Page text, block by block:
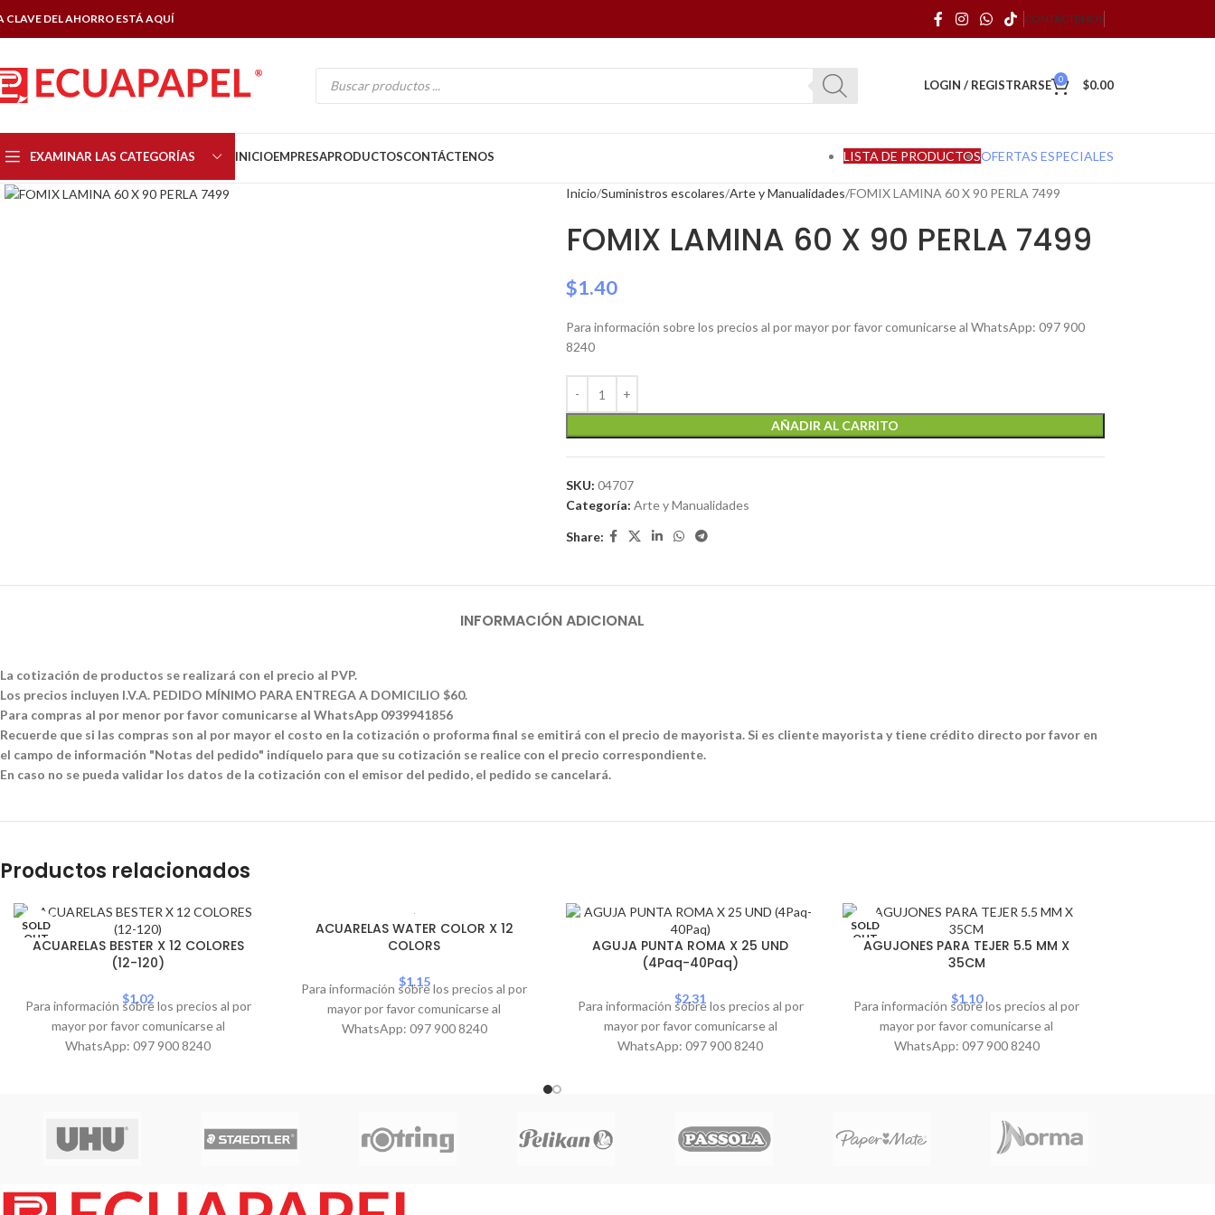
CLAVE DEL AHORRO ESTÁ AQUÍ CONTÁCTENOS
LOGIN / REGISTRARSE 0 $0.00
EXAMINAR LAS CATEGORÍAS INICIOEMPRESAPRODUCTOSCONTÁCTENOS LISTA DE PRODUCTOSOFERTAS ESPECIALES
Inicio Suministros escolares Arte y Manualidades FOMIX LAMINA 60 X 90 PERLA 7499
FOMIX LAMINA 60 X 90 PERLA 7499
$1.40
Para información sobre los precios al por mayor por favor comunicarse al WhatsApp: 097 900
8240
AÑADIR AL CARRITO
SKU: 04707
Categoría: Arte y Manualidades
Share:
INFORMACIÓN ADICIONAL
La cotización de productos se realizará con el precio al PVP.
Los precios incluyen I.V.A. PEDIDO MÍNIMO PARA ENTREGA A DOMICILIO $60.
Para compras al por menor por favor comunicarse al WhatsApp 0939941856
Recuerde que si las compras son al por mayor el costo en la cotización o proforma final se emitirá con el precio de mayorista. Si es cliente mayorista y tiene crédito directo por favor en
el campo de información "Notas del pedido" indíquelo para que su cotización se realice con el precio correspondiente.
En caso no se pueda validar los datos de la cotización con el emisor del pedido, el pedido se cancelará.
Productos relacionados
SOLD
OUT
ACUARELAS BESTER X 12 COLORES
(12-120)
$1.02
Para información sobre los precios al por
mayor por favor comunicarse al
WhatsApp: 097 900 8240
SOLDACUARELAS WATER COLOR X 12
COLORS
$1.15
Para información sobre los precios al por
mayor por favor comunicarse al
WhatsApp: 097 900 8240
AGUJA PUNTA ROMA X 25 UND
(4Paq-40Paq)
$2.31
Para información sobre los precios al por
mayor por favor comunicarse al
WhatsApp: 097 900 8240
SOLD
OUTAGUJONES PARA TEJER 5.5 MM X
35CM
$1.10
Para información sobre los precios al por
mayor por favor comunicarse al
WhatsApp: 097 900 8240